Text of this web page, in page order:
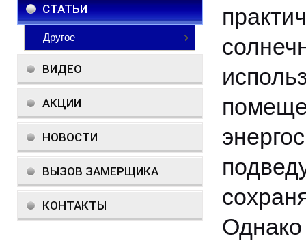
СТАТЬИ
Другое
ВИДЕО
АКЦИИ
НОВОСТИ
ВЫЗОВ ЗАМЕРЩИКА
КОНТАКТЫ